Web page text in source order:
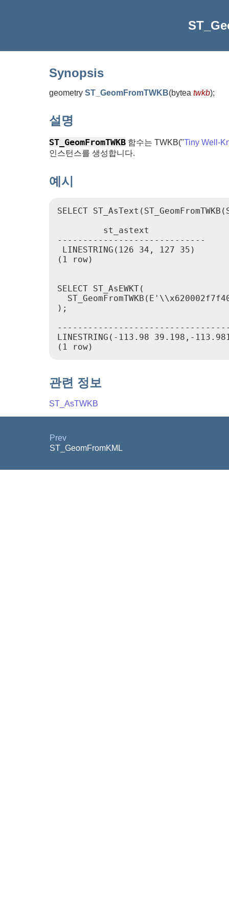
Synopsis
geometry ST_GeomFromTWKB(bytea twkb);
설명
ST_GeomFromTWKB 함수는 TWKB("Tiny Well-
인스턴스를 생성합니다.
예시
SELECT
         st_astext
-----------------------------
LINESTRING(126 34, 127 35)
(1 row)
SELECT ST_AsEWKT(
);
LINESTRING(-113.98 39.198,-
관련 정보
ST_AsTWKB
Prev
ST_GeomFromKML